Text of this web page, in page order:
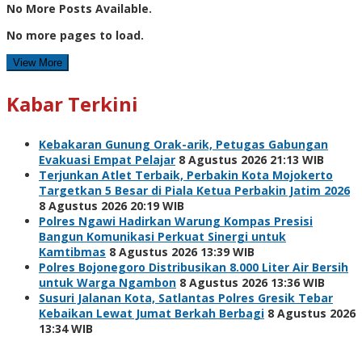
No More Posts Available.
No more pages to load.
View More
Kabar Terkini
Kebakaran Gunung Orak-arik, Petugas Gabungan
Evakuasi Empat Pelajar 8 Agustus 2026 21:13 WIB
Terjunkan Atlet Terbaik, Perbakin Kota Mojokerto
Targetkan 5 Besar di Piala Ketua Perbakin Jatim 2026
8 Agustus 2026 20:19 WIB
Polres Ngawi Hadirkan Warung Kompas Presisi
Bangun Komunikasi Perkuat Sinergi untuk
Kamtibmas 8 Agustus 2026 13:39 WIB
Polres Bojonegoro Distribusikan 8.000 Liter Air Bersih
untuk Warga Ngambon 8 Agustus 2026 13:36 WIB
Susuri Jalanan Kota, Satlantas Polres Gresik Tebar
Kebaikan Lewat Jumat Berkah Berbagi 8 Agustus 2026
13:34 WIB